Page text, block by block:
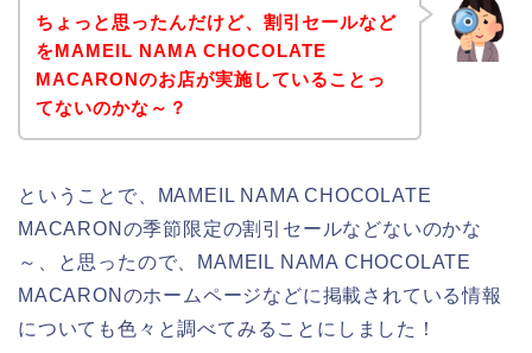
ちょっと思ったんだけど、割引セールなど
をMAMEIL NAMA CHOCOLATE
MACARONのお店が実施していることっ
てないのかな～？
ということで、MAMEIL NAMA CHOCOLATE
MACARONの季節限定の割引セールなどないのかな
～、と思ったので、MAMEIL NAMA CHOCOLATE
MACARONのホームページなどに掲載されている情報
についても色々と調べてみることにしました！